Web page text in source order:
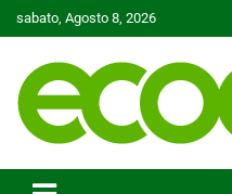
to
sabato, Agosto 8, 2026
Ecoo.it